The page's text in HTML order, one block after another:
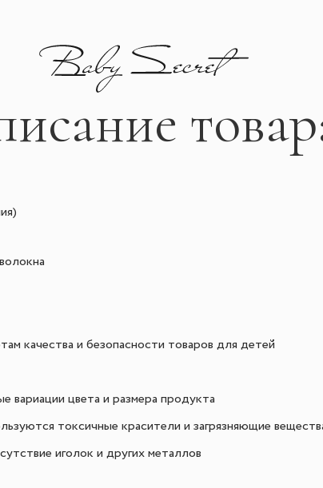
качества и безопасности товаров для детей
вариации цвета и размера продукта
токсичные красители и загрязняющие
иголок и других металлов